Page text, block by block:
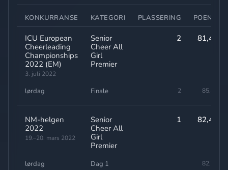
KONKURRANSE KATEGORI PLASSERING POENG
ICU European
Cheerleading
Championships
2022 (EM)
3. juli 2022
Senior
Cheer All
Girl
Premier
2 81,40
lørdag Finale 2 85,40
NM-helgen
2022
19.–20. mars 2022
Senior
Cheer All
Girl
Premier
1 82,40
lørdag Dag 1 82,20